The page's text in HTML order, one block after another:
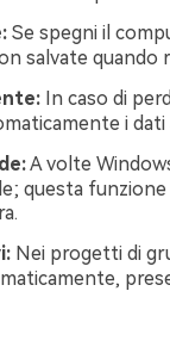
Se spegni il
salvate quando
In caso di
i dati
A volte
questa
Nei progetti di